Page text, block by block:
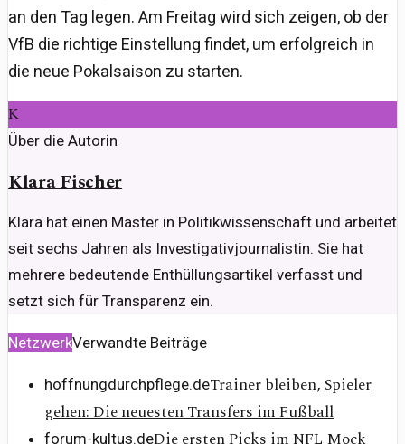
an den Tag legen. Am Freitag wird sich zeigen, ob der
VfB die richtige Einstellung findet, um erfolgreich in
die neue Pokalsaison zu starten.
K
Über die Autorin
Klara Fischer
Klara hat einen Master in Politikwissenschaft und arbeitet
seit sechs Jahren als Investigativjournalistin. Sie hat
mehrere bedeutende Enthüllungsartikel verfasst und
setzt sich für Transparenz ein.
NetzwerkVerwandte Beiträge
hoffnungdurchpflege.deTrainer bleiben, Spieler
gehen: Die neuesten Transfers im Fußball
forum-kultus.de